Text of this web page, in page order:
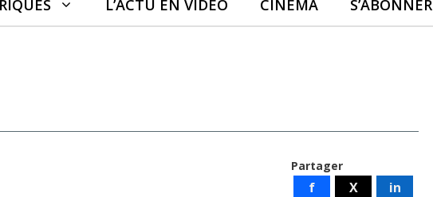
L’ACTU EN VIDÉO CINÉMA S’ABONNER
Partager
f X in